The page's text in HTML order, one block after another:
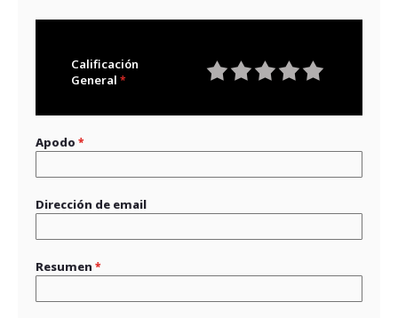
Calificación
General
Apodo
Dirección de email
Resumen